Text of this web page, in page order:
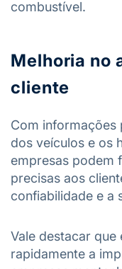
combustível.
Melhoria no
cliente
Com informações
dos veículos e os
empresas podem
precisas aos
confiabilidade e a
Vale destacar
rapidamente a